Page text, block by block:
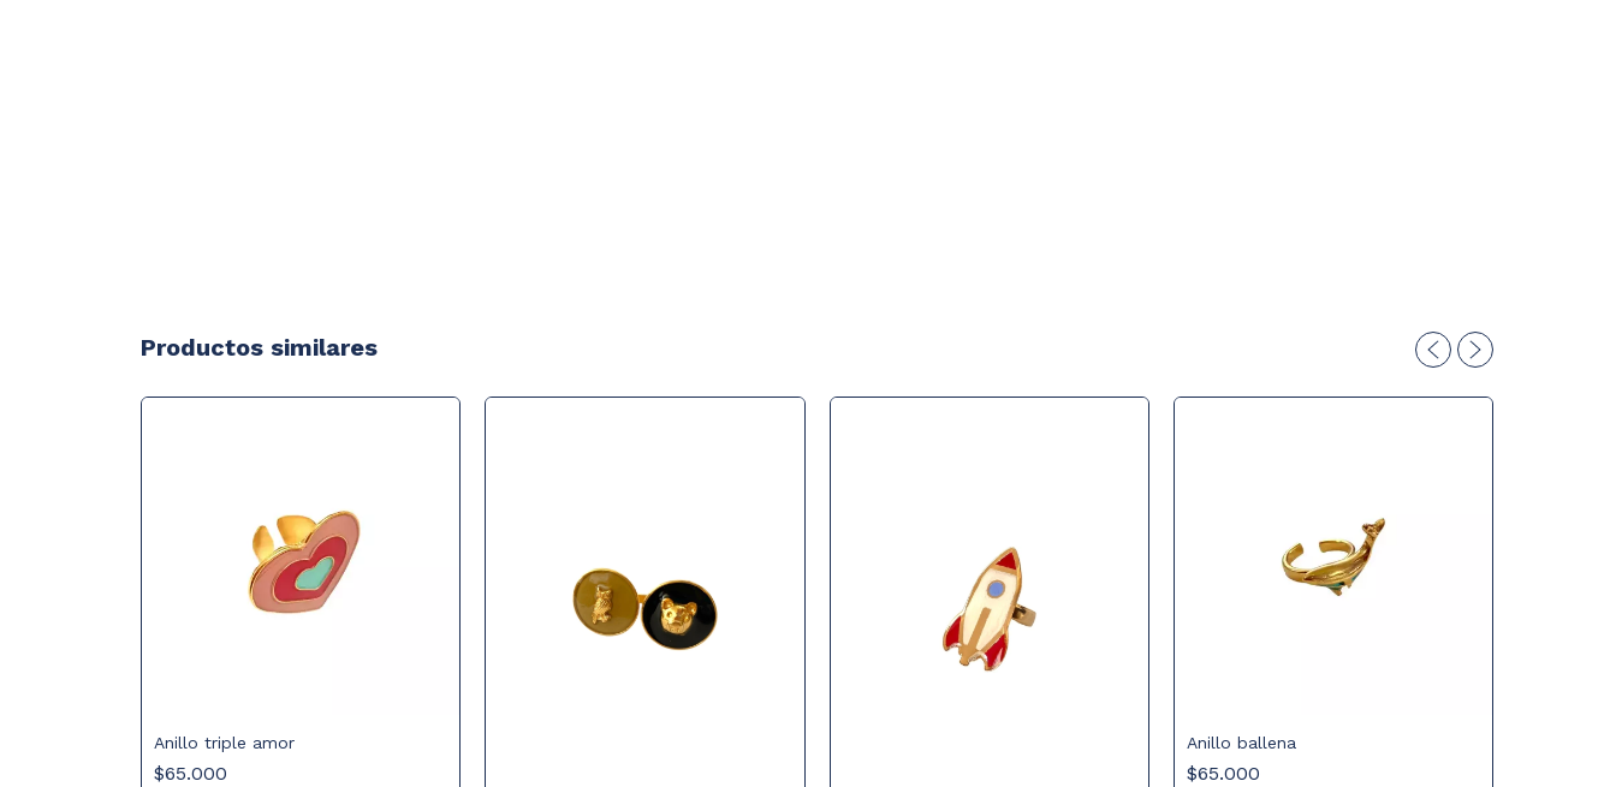
Productos similares
Anillo triple amor
$65.000
Anillo ballena
$65.000